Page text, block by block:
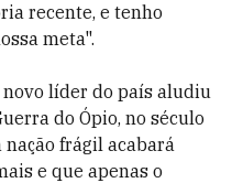
recente, e tenho
meta".
líder do país aludiu
do Ópio, no século
frágil acabará
e que apenas o